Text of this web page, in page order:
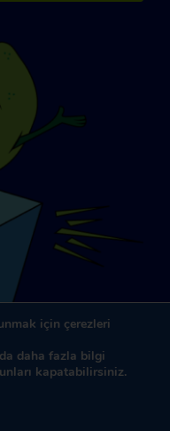
için çerezleri
daha fazla bilgi
kapatabilirsiniz.